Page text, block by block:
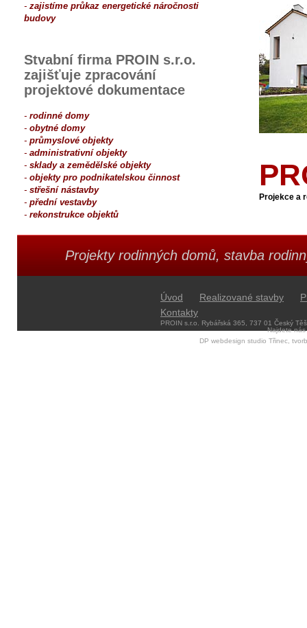
- zajistíme průkaz energetické náročnosti
budovy
Stvabní firma PROIN s.r.o.
zajišťuje zpracování
projektové dokumentace
- rodinné domy
- obytné domy
- průmyslové objekty
- administrativní objekty
- sklady a zemědělské objekty
- objekty pro podnikatelskou činnost
- střešní nástavby
- přední vestavby
- rekonstrukce objektů
Projekce a
Projekty rodinných domů, stavba
Úvod Realizované stavby
Kontakty
PROIN s.r.o. Rybářská 365, 737 01 Český
Najdete
DP webdesign studio Třinec,